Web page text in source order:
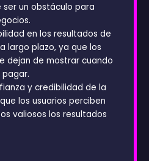
ser un obstáculo para
en los resultados de
largo plazo, ya que los
dejan de mostrar cuando
y credibilidad de la
los usuarios perciben
valiosos los resultados